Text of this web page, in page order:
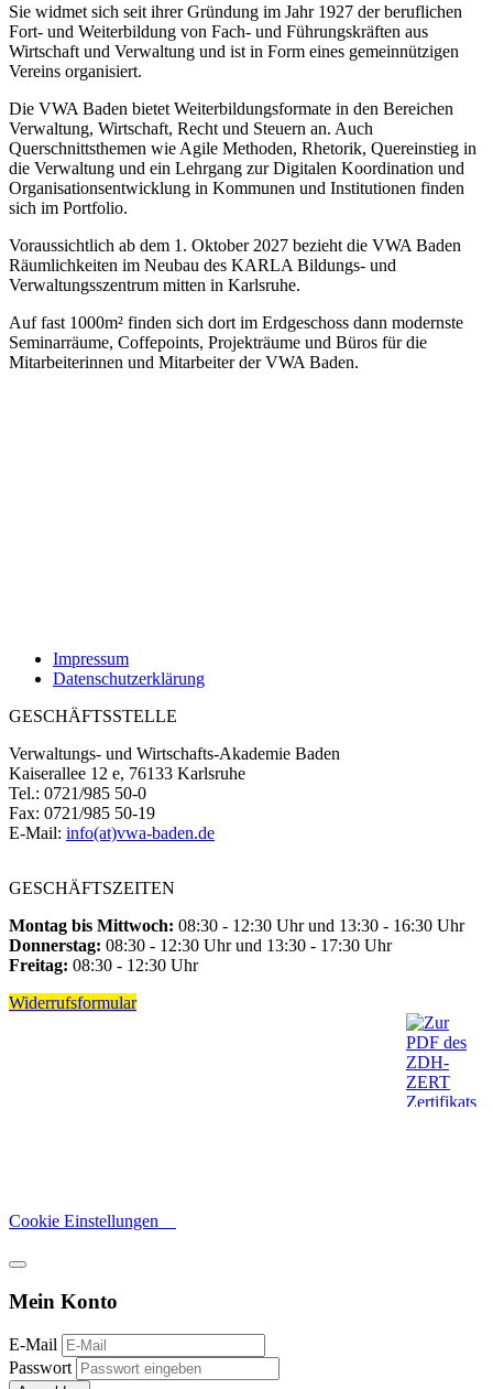
Sie widmet sich seit ihrer Gründung im Jahr 1927 der beruflichen
Fort- und Weiterbildung von Fach- und Führungskräften aus
Wirtschaft und Verwaltung und ist in Form eines gemeinnützigen
Vereins organisiert.
Die VWA Baden bietet Weiterbildungsformate in den Bereichen
Verwaltung, Wirtschaft, Recht und Steuern an. Auch
Querschnittsthemen wie Agile Methoden, Rhetorik, Quereinstieg in
die Verwaltung und ein Lehrgang zur Digitalen Koordination und
Organisationsentwicklung in Kommunen und Institutionen finden
sich im Portfolio.
Voraussichtlich ab dem 1. Oktober 2027 bezieht die VWA Baden
Räumlichkeiten im Neubau des KARLA Bildungs- und
Verwaltungsszentrum mitten in Karlsruhe.
Auf fast 1000m² finden sich dort im Erdgeschoss dann modernste
Seminarräume, Coffepoints, Projekträume und Büros für die
Mitarbeiterinnen und Mitarbeiter der VWA Baden.
Impressum
Datenschutzerklärung
GESCHÄFTSSTELLE
Verwaltungs- und Wirtschafts-Akademie Baden
Kaiserallee 12 e, 76133 Karlsruhe
Tel.: 0721/985 50-0
Fax: 0721/985 50-19
E-Mail: info(at)vwa-baden.de
GESCHÄFTSZEITEN
Montag bis Mittwoch: 08:30 - 12:30 Uhr und 13:30 - 16:30 Uhr
Donnerstag: 08:30 - 12:30 Uhr und 13:30 - 17:30 Uhr
Freitag: 08:30 - 12:30 Uhr
Widerrufsformular
Cookie Einstellungen
Mein Konto
E-Mail
Passwort